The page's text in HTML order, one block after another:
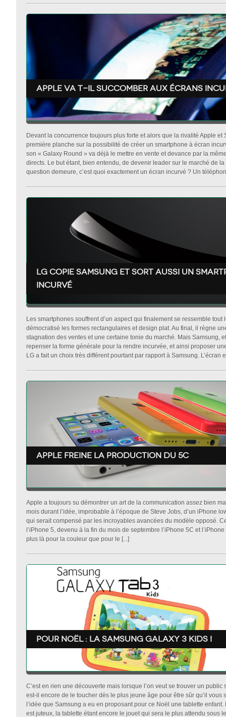
Apple va t-il succomber aux écrans
Devant la concurrence toujours plus forte et alors que la rivalité Apple et
première planche sur la possibilité de créer un smartphone à écran
son « Galaxy Round » va déjà le mettre en vente et devance par la
directs. Le but étant, bien entendu, de devenir leader sur le marché de
question demeure, c’est quoi exactement un écran incurvé ? Un
LG copie Samsung et sort aussi un
incurvé
Les smartphones souffrent d’un aspect qui finalement se ressemble tout
démocratisé les formes rectangulaires et design plat. Au final, il règne
stagnation des ventes et une certaine tonie du marché. Mais Samsung,
repenser la forme générale pour la rendre incurvée, et ainsi proposer
LG a fait un choix très différent pourtant par rapport à Samsung. L’écran
Apple freine la production du 5C
Apple a toujours su démontrer un art de la communication assez bien
mois durant l’idée, improbable à l’époque de Steve Jobs, d’un iPhone
qui serait compensé par les incroyables avancées du modèle opposé.
l’iPhone 5, devenu à la fin du mois de septembre l’iPhone 5C et
plus là pour la couleur que pour le [...]
Pour Noël : la samsung galaxy 3 kids !
C’est en rien une découverte mais lorsque l’on veut se trouver un
est-il encore de le toucher dès le plus jeune âge pour être sûr qu’il vous
l’idée que Samsung a eu en proposant pour ce Noël une tablette
est juteux, la tablette étant encore le jouet qui sera le plus attendu sous